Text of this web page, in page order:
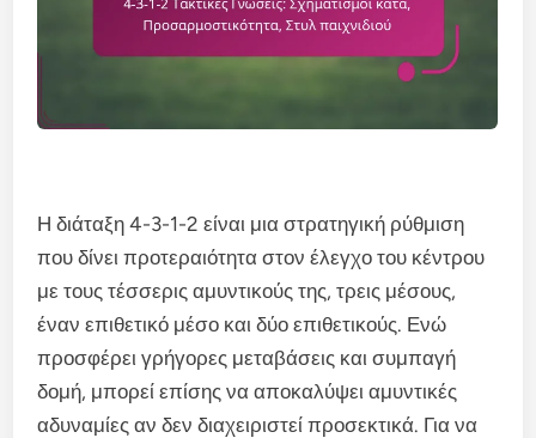
Η διάταξη 4-3-1-2 είναι μια στρατηγική ρύθμιση
που δίνει προτεραιότητα στον έλεγχο του κέντρου
με τους τέσσερις αμυντικούς της, τρεις μέσους,
έναν επιθετικό μέσο και δύο επιθετικούς. Ενώ
προσφέρει γρήγορες μεταβάσεις και συμπαγή
δομή, μπορεί επίσης να αποκαλύψει αμυντικές
αδυναμίες αν δεν διαχειριστεί προσεκτικά. Για να